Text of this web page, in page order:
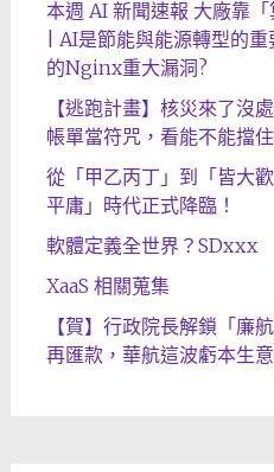
本週 AI 新聞速報 大廠靠
| AI是節能與能源轉型的
的Nginx重大漏洞?
【逃跑計畫】核災來了沒
帳單當符咒，看能不能擋
從「甲乙丙丁」到「皆大
平庸」時代正式降臨！
軟體定義全世界？SDxxx
XaaS 相關蒐集
【賀】行政院長解鎖「廉
再匯款，華航這波虧本生